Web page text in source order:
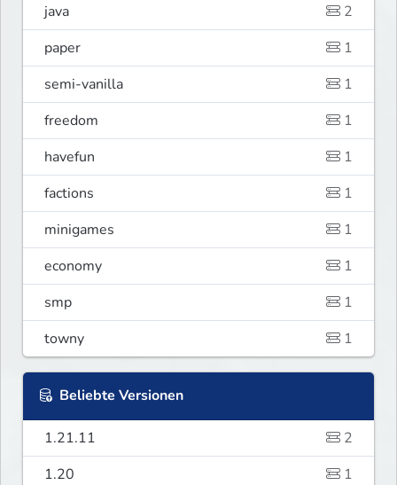
java
2
paper
1
semi-vanilla
1
freedom
1
havefun
1
factions
1
minigames
1
economy
1
smp
1
towny
1
Beliebte Versionen
1.21.11
2
1.20
1